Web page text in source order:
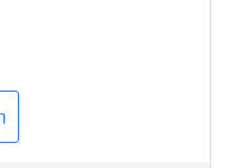
mà hiện đại, tạo điểm